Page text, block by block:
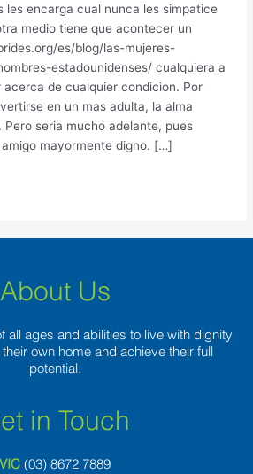
les encarga cual nunca les simpatice
medio tiene que acontecer un
es/blog/las-mujeres-
estadounidenses/ cualquiera a
acerca de cualquier condicion. Por
en un mas adulta, la alma
Pero seria mucho adelante, pues
mayormente digno. […]
About Us
all ages and abilities to live with dignity
own home and achieve their full
potential.
in Touch
VIC (03) 8672 7889